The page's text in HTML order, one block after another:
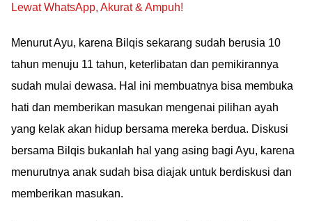
Lewat WhatsApp, Akurat & Ampuh!
Menurut Ayu, karena Bilqis sekarang sudah berusia 10
tahun menuju 11 tahun, keterlibatan dan pemikirannya
sudah mulai dewasa. Hal ini membuatnya bisa membuka
hati dan memberikan masukan mengenai pilihan ayah
yang kelak akan hidup bersama mereka berdua. Diskusi
bersama Bilqis bukanlah hal yang asing bagi Ayu, karena
menurutnya anak sudah bisa diajak untuk berdiskusi dan
memberikan masukan.